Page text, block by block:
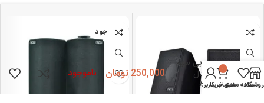
ناموجود
ماوس بی سیم
آئولا مدل
AM205
250,000 تومان ناموجود
علاقه مندی
0
سبد خرید
حساب کاربری من